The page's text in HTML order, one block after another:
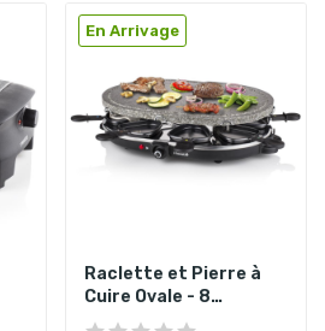
En Arrivage
Raclette et Pierre à
Cuire Ovale - 8
poêlons...